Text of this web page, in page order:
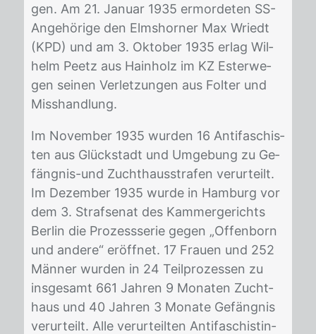
gen. Am 21. Ja­nu­ar 1935 er­mor­de­ten SS-
An­ge­hö­rige den Elms­hor­ner Max Wriedt
(KPD) und am 3. Ok­to­ber 1935 er­lag Wil­
helm Peetz aus Hain­holz im KZ Es­ter­we­
gen sei­nen Ver­let­zun­gen aus Fol­ter und
Miss­hand­lung.
Im No­vem­ber 1935 wur­den 16 An­ti­fa­schis­
ten aus Glück­stadt und Um­ge­bung zu Ge­
fäng­nis-und Zucht­haus­stra­fen ver­ur­teilt.
Im De­zem­ber 1935 wur­de in Ham­burg vor
dem 3. Straf­se­nat des Kam­mer­ge­richts
Ber­lin die Pro­zess­se­rie ge­gen „Of­fen­born
und an­de­re“ er­öff­net. 17 Frau­en und 252
Män­ner wur­den in 24 Teil­pro­zes­sen zu
ins­ge­samt 661 Jah­ren 9 Mo­na­ten Zucht­
haus und 40 Jah­ren 3 Mo­na­te Ge­fäng­nis
ver­ur­teilt. Alle ver­ur­teil­ten An­ti­fa­schis­tin­